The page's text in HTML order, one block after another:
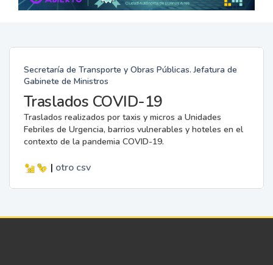
Secretaría de Transporte y Obras Públicas. Jefatura de
Gabinete de Ministros
Traslados COVID-19
Traslados realizados por taxis y micros a Unidades
Febriles de Urgencia, barrios vulnerables y hoteles en el
contexto de la pandemia COVID-19.
| otro csv